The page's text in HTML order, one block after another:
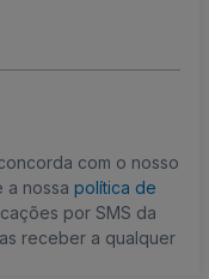
com o nosso
nossa política de
por SMS da
receber a qualquer